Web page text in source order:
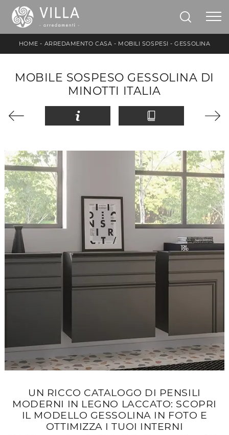
HOME - ARREDAMENTO CASA - MOBILI SOSPESI -GESSOLINA
MOBILE SOSPESO GESSOLINA DI
MINOTTI ITALIA
UN RICCO CATALOGO DI PENSILI
MODERNI IN LEGNO LACCATO: SCOPRI
IL MODELLO GESSOLINA IN FOTO E
OTTIMIZZA I TUOI INTERNI